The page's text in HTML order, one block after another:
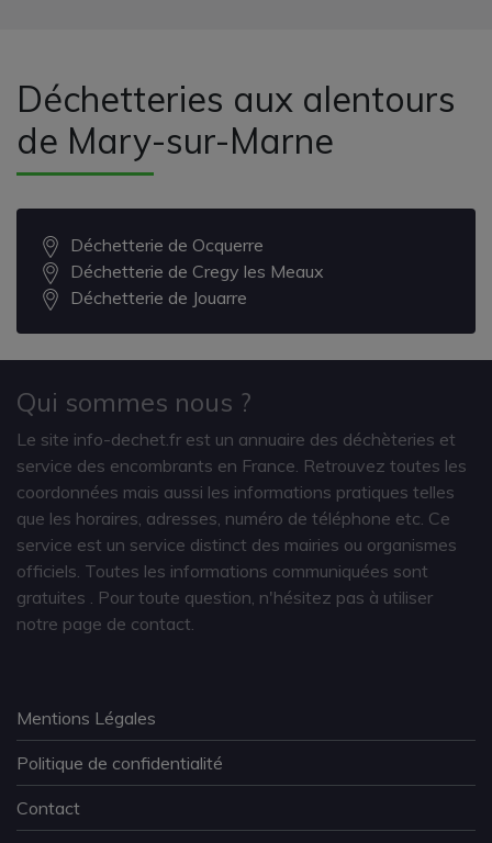
Déchetteries aux alentours
de Mary-sur-Marne
Déchetterie de Ocquerre
Déchetterie de Cregy les Meaux
Déchetterie de Jouarre
Qui sommes nous ?
Le site info-dechet.fr est un annuaire des déchèteries et
service des encombrants en France. Retrouvez toutes les
coordonnées mais aussi les informations pratiques telles
que les horaires, adresses, numéro de téléphone etc. Ce
service est un service distinct des mairies ou organismes
officiels. Toutes les informations communiquées sont
gratuites
. Pour toute question, n'hésitez pas à utiliser
notre page de contact.
Mentions Légales
Politique de confidentialité
Contact